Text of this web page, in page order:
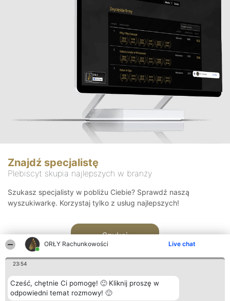
ORŁY Rachunkowości Live chat
23:54
Cześć, chętnie Ci pomogę! 🙂 Kliknij proszę w
odpowiedni temat rozmowy! 🙂
Znajdź specjalistę
Plebiscyt skupia najlepszych w branży
Szukasz specjalisty w pobliżu Ciebie? Sprawdź naszą
wyszukiwarkę. Korzystaj tylko z usług najlepszych!
Szukaj